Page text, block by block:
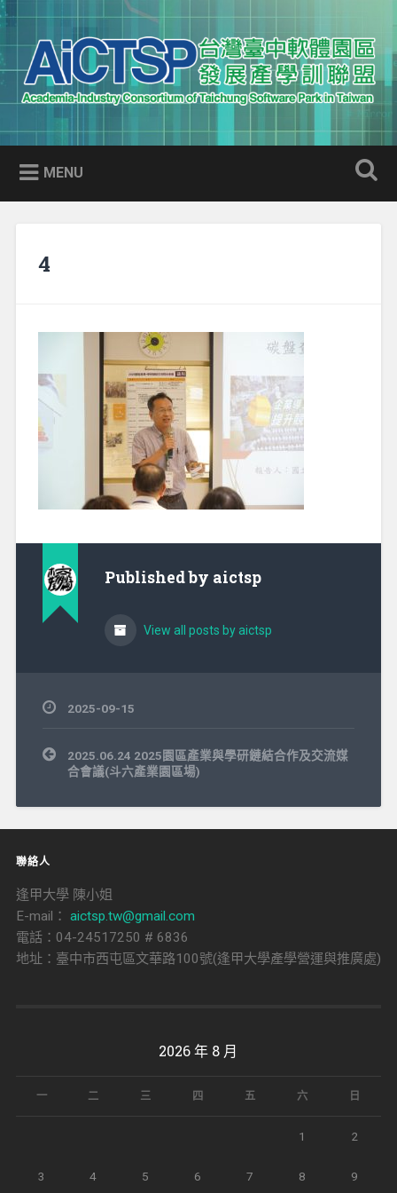
Skip
to
content
Search
AICTSP 台灣臺中軟體園區發展
產學訓聯盟
Academia-Industry Consortium of Taichung Software Park
in Taiwan
MENU
4
Published by aictsp
View all posts by aictsp
2025-09-15
文
章
2025.06.24 2025園區產業與學研鏈結合作及交流媒
合會議(斗六產業園區場)
聯絡人
逢甲大學 陳小姐
E-mail： aictsp.tw@gmail.com
電話：04-24517250 # 6836
地址：臺中市西屯區文華路100號(逢甲大學產學營運與推廣處)
2026 年 8 月
一 二 三 四 五 六 日
1 2
3 4 5 6 7 8 9